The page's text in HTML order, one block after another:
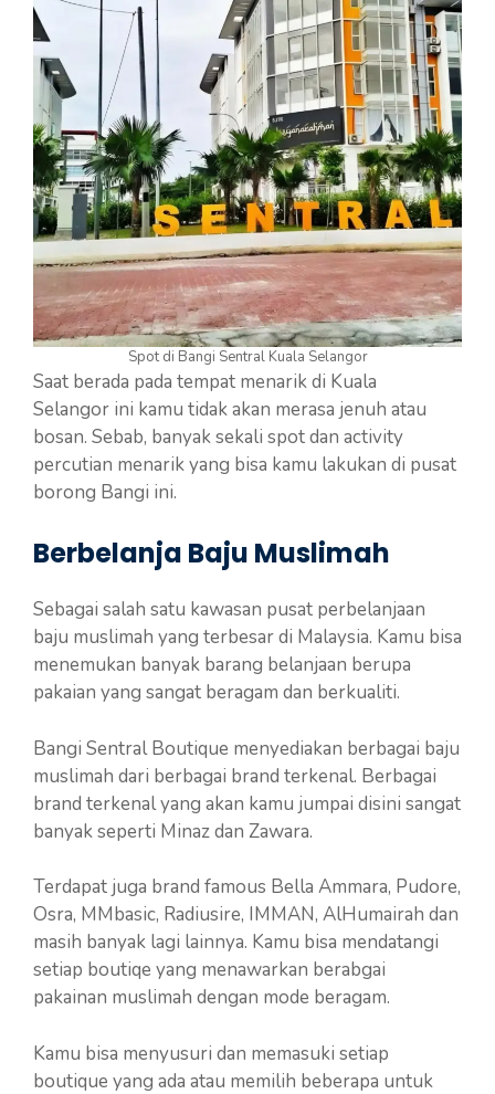
Spot di Bangi Sentral Kuala Selangor
Saat berada pada tempat menarik di Kuala
Selangor ini kamu tidak akan merasa jenuh atau
bosan. Sebab, banyak sekali spot dan activity
percutian menarik yang bisa kamu lakukan di pusat
borong Bangi ini.
Berbelanja Baju Muslimah
Sebagai salah satu kawasan pusat perbelanjaan
baju muslimah yang terbesar di Malaysia. Kamu bisa
menemukan banyak barang belanjaan berupa
pakaian yang sangat beragam dan berkualiti.
Bangi Sentral Boutique menyediakan berbagai baju
muslimah dari berbagai brand terkenal. Berbagai
brand terkenal yang akan kamu jumpai disini sangat
banyak seperti Minaz dan Zawara.
Terdapat juga brand famous Bella Ammara, Pudore,
Osra, MMbasic, Radiusire, IMMAN, AlHumairah dan
masih banyak lagi lainnya. Kamu bisa mendatangi
setiap boutiqe yang menawarkan berabgai
pakainan muslimah dengan mode beragam.
Kamu bisa menyusuri dan memasuki setiap
boutique yang ada atau memilih beberapa untuk